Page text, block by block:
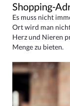
Shopping-
Es muss nicht
Ort wird man
Herz und Nieren
Menge zu bieten.